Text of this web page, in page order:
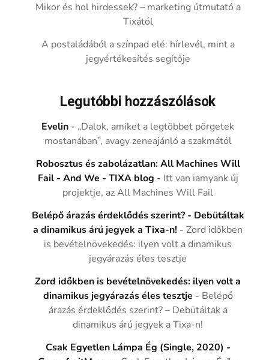
Mikor és hol hirdessek? – marketing útmutató a
Tixától
A postaládából a színpad elé: hírlevél, mint a
jegyértékesítés segítője
Legutóbbi hozzászólások
Evelin - „Dalok, amiket a legtöbbet pörgetek
mostanában”, avagy zeneajánló a szakmától
Robosztus és zabolázatlan: All Machines Will
Fail - And We - TIXA blog - Itt van iamyank új
projektje, az All Machines Will Fail
Belépő árazás érdeklődés szerint? - Debütáltak
a dinamikus árú jegyek a Tixa-n! -Zord időkben
is bevételnövekedés: ilyen volt a dinamikus
jegyárazás éles tesztje
Zord időkben is bevételnövekedés: ilyen volt a
dinamikus jegyárazás éles tesztje - Belépő
árazás érdeklődés szerint? – Debütáltak a
dinamikus árú jegyek a Tixa-n!
Csak Egyetlen Lámpa Ég (Single, 2020) -